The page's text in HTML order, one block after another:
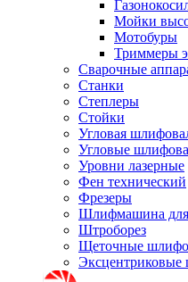
Мойки
Мотобуры
Триммеры
Сварочные
Станки
Степлеры
Стойки
Угловая
Угловые
Уровни лазерные
Фен технический
Фрезеры
Шлифмашина для
Штроборез
Щеточные